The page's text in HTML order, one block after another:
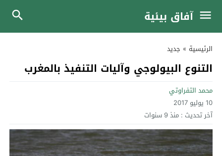
آفاق بيئية
الرئيسية » جديد
التنوع البيولوجي وآليات التنفيذ بالمغرب
محمد التفراوتي
10 يوليو 2017
آخر تحديث : منذ 9 سنوات